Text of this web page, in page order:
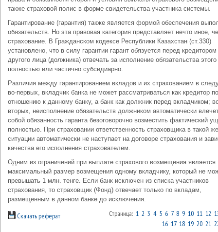
также страховой полис в форме свидетельства участника системы.
Гарантирование (гарантия) также является формой обеспечения
обязательств. Но эта правовая категория представляет нечто иное,
страхование. В Гражданском кодексе Республики Казахстан (ст.330)
установлено, что в силу гарантии гарант обязуется перед кредитором
другого лица (должника) отвечать за исполнение обязательства
полностью или частично субсидиарно.
Различия между гарантированием вкладов и их страхованием в
во-первых, вкладчик банка не может рассматриваться как кредитор по
отношению к данному банку, а банк как должник перед вкладчиком;
вторых, неисполнение обязательств должником автоматически
собой обязанность гаранта безоговорочно возместить фактический
полностью. При страховании ответственность страховщика в такой же
ситуации автоматически не наступает на договоре страхования и
качества его исполнения страхователем.
Одним из ограничений при выплате страхового возмещения является
максимальный размер возмещения одному вкладчику, который не
превышать 1 млн. тенге. Если банк исключен из списка участников
страхования, то страховщик (Фонд) отвечает только по вкладам,
размещенным в данном банке до исключения.
Скачать реферат Страница: 1 2 3 4 5 6 7 8 9 10 11 12
16 17 18 19 20 21